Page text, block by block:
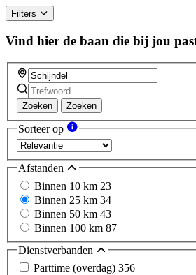
Filters
Vind hier de baan die bij jou
Zoeken Zoeken
Sorteer op
Afstanden
Binnen 10 km 23
Binnen 25 km 34
Binnen 50 km 43
Binnen 100 km 87
Dienstverbanden
Parttime (overdag) 356